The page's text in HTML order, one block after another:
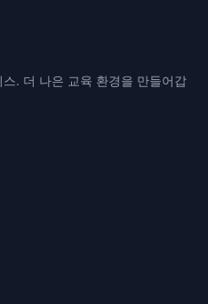
. 더 나은 교육 환경을 만들어갑